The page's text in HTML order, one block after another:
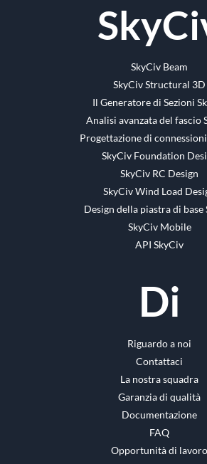
SkyCiv Beam
SkyCiv Structural 3D
Il Generatore di Sezioni
Analisi avanzata del fascio
Progettazione di
SkyCiv Foundation
SkyCiv RC Design
SkyCiv Wind Load
Design della piastra di base
SkyCiv Mobile
API SkyCiv
Di
Riguardo a noi
Contattaci
La nostra squadra
Garanzia di qualità
Documentazione
FAQ
Opportunità di lavoro